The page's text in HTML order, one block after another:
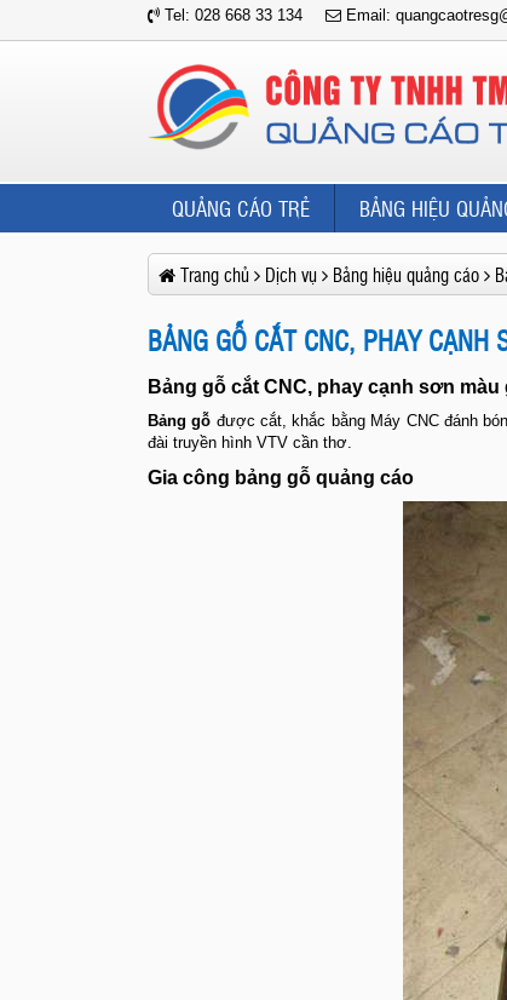
Tel: 028 668 33 134 Email:
QUẢNG CÁO TRẺ BẢNG HIỆU
Trang chủ Dịch vụ Bảng hiệu quảng cáo
BẢNG GỖ CẮT CNC, PHAY CẠNH
Bảng gỗ cắt CNC, phay cạnh sơn
Bảng gỗ được cắt, khắc bằng Máy CNC đánh
đài truyền hình VTV cần thơ.
Gia công bảng gỗ quảng cáo